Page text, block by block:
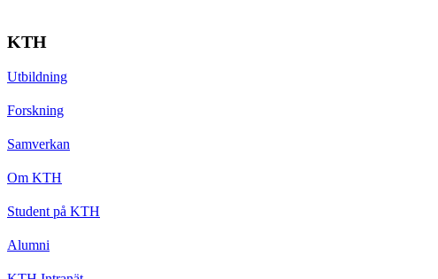
KTH
Utbildning
Forskning
Samverkan
Om KTH
Student på KTH
Alumni